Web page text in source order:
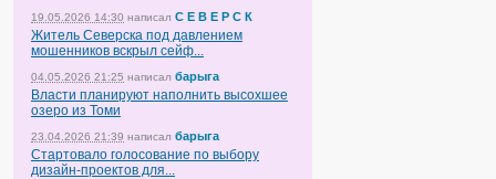
19.05.2026 14:30 написал С Е В Е Р С К
Житель Северска под давлением
мошенников вскрыл сейф...
04.05.2026 21:25 написал барыга
Власти планируют наполнить высохшее
озеро из Томи
23.04.2026 21:39 написал барыга
Стартовало голосование по выбору
дизайн-проектов для...